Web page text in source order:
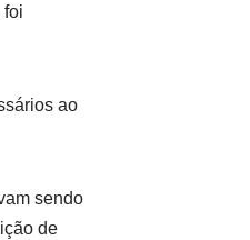
foi
ao
sendo
de